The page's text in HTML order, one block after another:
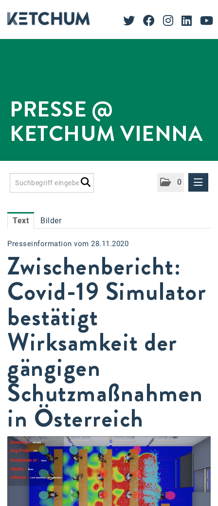
PRESSE @
KETCHUM VIENNA
0
Accessiway
Accor
ALC
Anadi Bank
Arthur D. Little
Bake the Shape
BBDO Wien
bellaflora
Be.See.
BISON
Brandl Talos
Braun
BRP-Rotax
Bundesdenkmalamt
Calle Libre
Text Bilder
Presseinformation vom 28.11.2020
Zwischenbericht:
Covid-19 Simulator
bestätigt
Wirksamkeit der
gängigen
Schutzmaßnahmen
in Österreich